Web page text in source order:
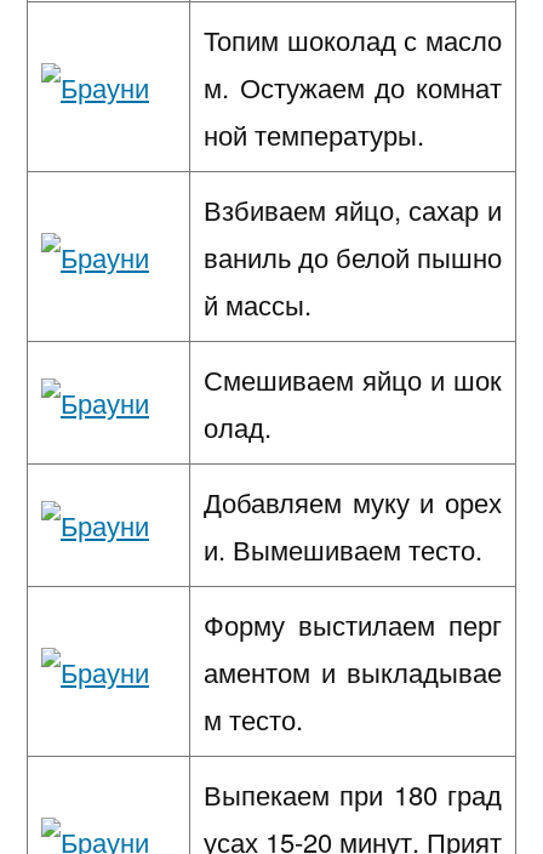
Топим шоколад с масло
м. Остужаем до комнат
ной температуры.
Взбиваем яйцо, сахар и
ваниль до белой пышно
й массы.
Смешиваем яйцо и шок
олад.
Добавляем муку и орех
и. Вымешиваем тесто.
Форму выстилаем перг
аментом и выкладывае
м тесто.
Выпекаем при 180 град
усах 15-20 минут. Прият